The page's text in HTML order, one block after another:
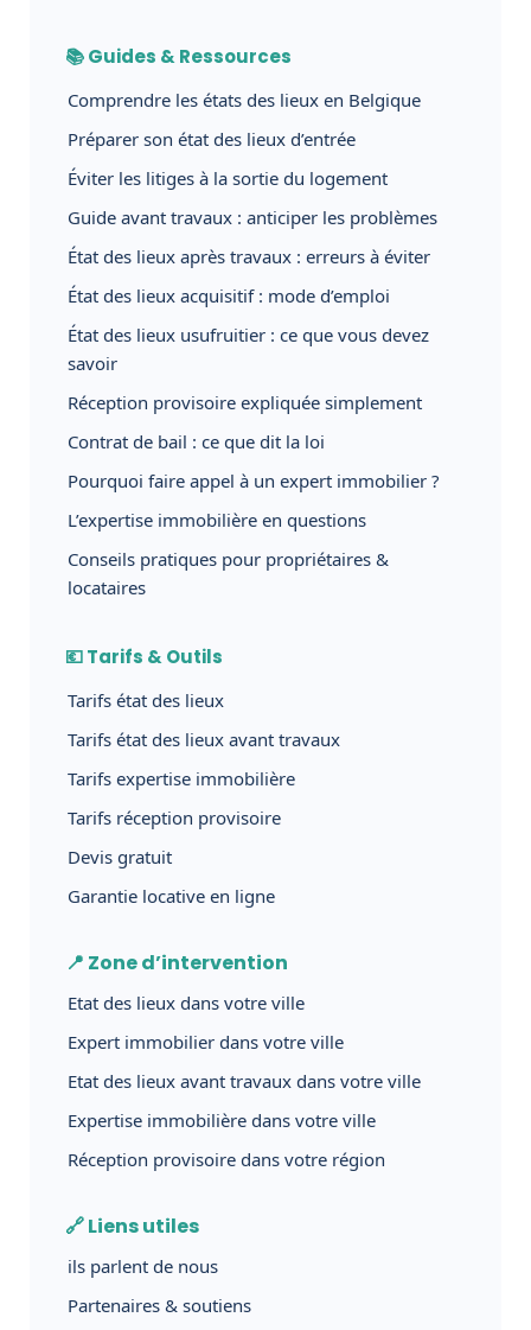
📚 Guides & Ressources
Comprendre les états des lieux en Belgique
Préparer son état des lieux d’entrée
Éviter les litiges à la sortie du logement
Guide avant travaux : anticiper les problèmes
État des lieux après travaux : erreurs à éviter
État des lieux acquisitif : mode d’emploi
État des lieux usufruitier : ce que vous devez
savoir
Réception provisoire expliquée simplement
Contrat de bail : ce que dit la loi
Pourquoi faire appel à un expert immobilier ?
L’expertise immobilière en questions
Conseils pratiques pour propriétaires &
locataires
💶 Tarifs & Outils
Tarifs état des lieux
Tarifs état des lieux avant travaux
Tarifs expertise immobilière
Tarifs réception provisoire
Devis gratuit
Garantie locative en ligne
📍 Zone d’intervention
Etat des lieux dans votre ville
Expert immobilier dans votre ville
Etat des lieux avant travaux dans votre ville
Expertise immobilière dans votre ville
Réception provisoire dans votre région
🔗 Liens utiles
ils parlent de nous
Partenaires & soutiens